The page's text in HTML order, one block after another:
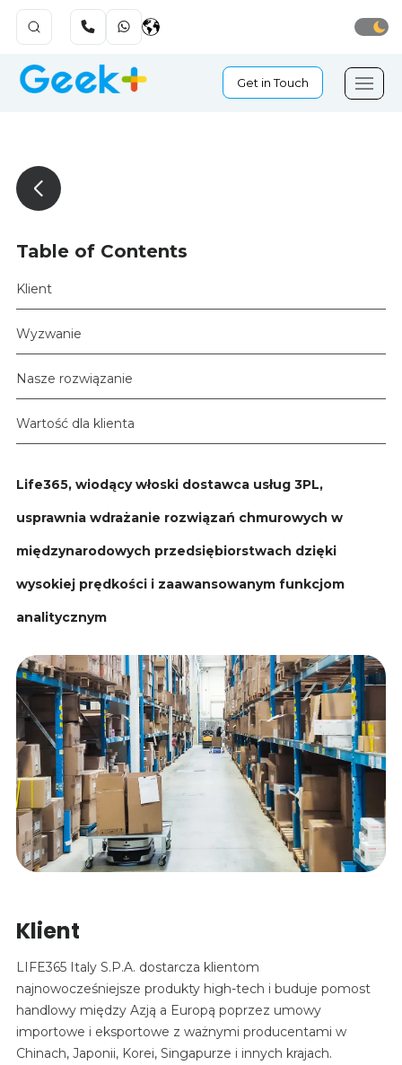
Get in Touch
Table of Contents
Klient
Wyzwanie
Nasze rozwiązanie
Wartość dla klienta
Life365, wiodący włoski dostawca usług 3PL,
usprawnia wdrażanie rozwiązań chmurowych w
międzynarodowych przedsiębiorstwach dzięki
wysokiej prędkości i zaawansowanym funkcjom
analitycznym
Klient
LIFE365 Italy S.P.A. dostarcza klientom
najnowocześniejsze produkty high-tech i buduje pomost
handlowy między Azją a Europą poprzez umowy
importowe i eksportowe z ważnymi producentami w
Chinach, Japonii, Korei, Singapurze i innych krajach.